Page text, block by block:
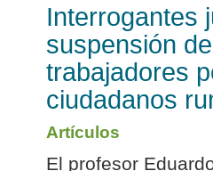
Interrogantes
suspensión
trabajadores
ciudadanos
Artículos
El profesor